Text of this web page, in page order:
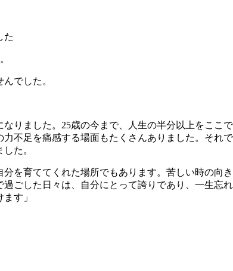
た
でした。
りました。25歳の今まで、人生の半分以上をこ
不足を痛感する場面もたくさんありました。それ
た。
を育ててくれた場所でもあります。苦しい時の向
ごした日々は、自分にとって誇りであり、一生忘
す」